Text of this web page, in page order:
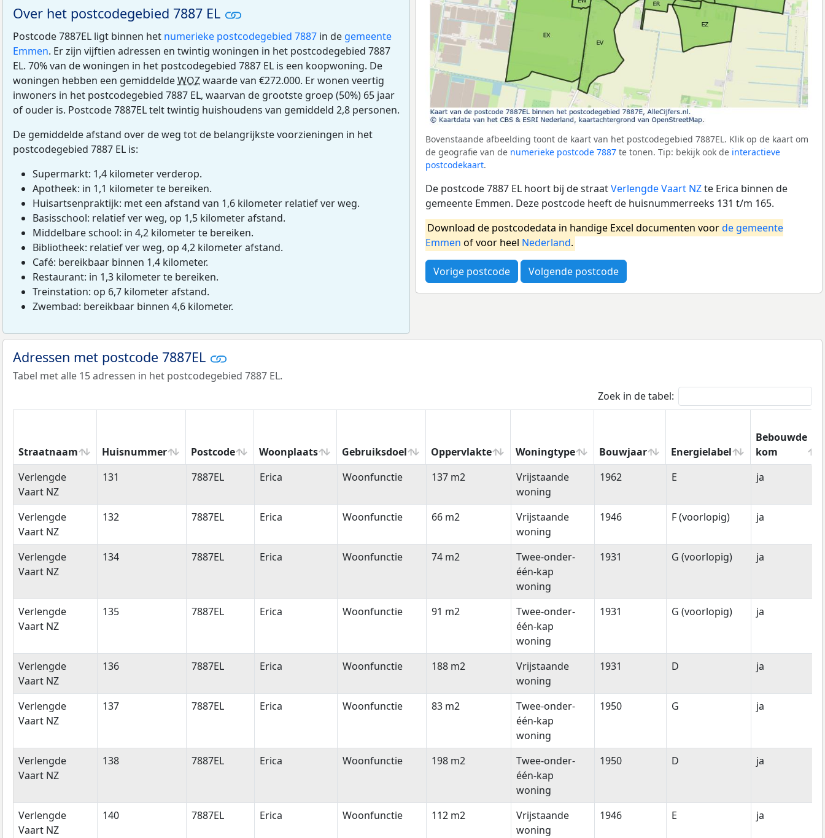
Over het postcodegebied 7887 EL
Postcode 7887EL ligt binnen het numerieke postcodegebied 7887 in de gemeente
Emmen. Er zijn vijftien adressen en twintig woningen in het postcodegebied 7887
EL. 70% van de woningen in het postcodegebied 7887 EL is een koopwoning. De
woningen hebben een gemiddeldeWOZwaarde van €272.000. Er wonen veertig
inwoners in het postcodegebied 7887 EL, waarvan de grootste groep (50%) 65 jaar
of ouder is. Postcode 7887EL telt twintig huishoudens van gemiddeld 2,8 personen.
De gemiddelde afstand over de weg tot de belangrijkste voorzieningen in het
postcodegebied 7887 EL is:
Supermarkt: 1,4 kilometer verderop.
Apotheek: in 1,1 kilometer te bereiken.
Huisartsenpraktijk: met een afstand van 1,6 kilometer relatief ver weg.
Basisschool: relatief ver weg, op 1,5 kilometer afstand.
Middelbare school: in 4,2 kilometer te bereiken.
Bibliotheek: relatief ver weg, op 4,2 kilometer afstand.
Café: bereikbaar binnen 1,4 kilometer.
Restaurant: in 1,3 kilometer te bereiken.
Treinstation: op 6,7 kilometer afstand.
Zwembad: bereikbaar binnen 4,6 kilometer.
Bovenstaande afbeelding toont de kaart van het postcodegebied 7887EL. Klik op de kaart om
de geografie van de numerieke postcode 7887 te tonen. Tip: bekijk ook de interactieve
postcodekaart.
De postcode 7887 EL hoort bij de straatVerlengde Vaart NZte Erica binnen de
gemeente Emmen. Deze postcode heeft de huisnummerreeks 131 t/m 165.
Download de postcodedata in handige Excel documenten voorde gemeente
Emmen of voor heel Nederland.
Vorige postcode Volgende postcode
Adressen met postcode 7887EL
Tabel met alle 15 adressen in het postcodegebied 7887 EL.
Zoek in de tabel:
Straatnaam Huisnummer Postcode Woonplaats Gebruiksdoel Oppervlakte Woningtype Bouwjaar Energielabel
Bebouwde
kom
Straatnaam
Huisnummer Postcode Woonplaats Gebruiksdoel Oppervlakte Woningtype Bouwjaar Energielabel
Bebouwde
kom
Verlengde
Vaart NZ
131 7887EL Erica Woonfunctie 137 m2
Vrijstaande
woning
1962 E ja
Verlengde
Vaart NZ
132 7887EL Erica Woonfunctie 66 m2
Vrijstaande
woning
1946 F (voorlopig) ja
Verlengde
Vaart NZ
134 7887EL Erica Woonfunctie 74 m2
Twee-onder-
één-kap
woning
1931 G (voorlopig) ja
Verlengde
Vaart NZ
135 7887EL Erica Woonfunctie 91 m2
Twee-onder-
één-kap
woning
1931 G (voorlopig) ja
Verlengde
Vaart NZ
136 7887EL Erica Woonfunctie 188 m2
Vrijstaande
woning
1931 D ja
Verlengde
Vaart NZ
137 7887EL Erica Woonfunctie 83 m2
Twee-onder-
één-kap
woning
1950 G ja
Verlengde
Vaart NZ
138 7887EL Erica Woonfunctie 198 m2
Twee-onder-
één-kap
woning
1950 D ja
Verlengde
Vaart NZ
140 7887EL Erica Woonfunctie 112 m2
Vrijstaande
woning
1946 E ja